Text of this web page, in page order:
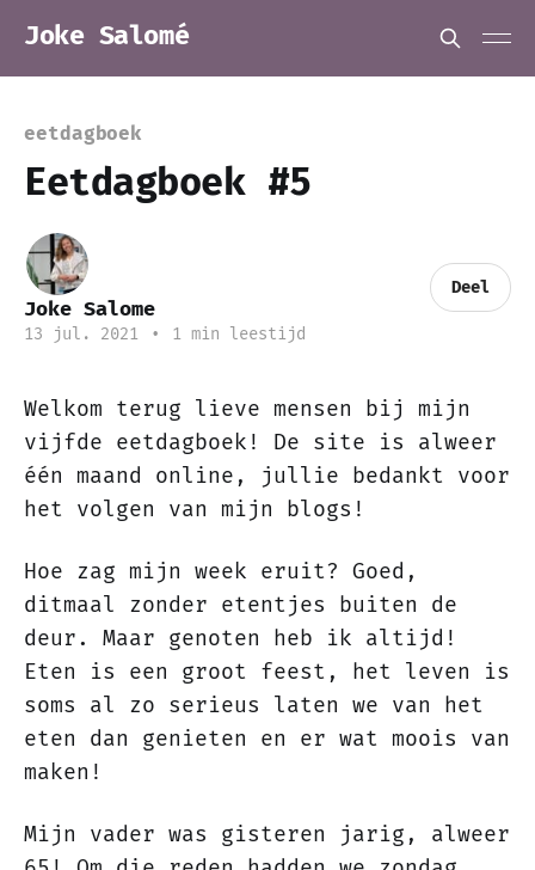
Joke Salomé
eetdagboek
Eetdagboek #5
Joke Salome
13 jul. 2021 • 1 min leestijd
Deel
Welkom terug lieve mensen bij mijn
vijfde eetdagboek! De site is alweer
één maand online, jullie bedankt voor
het volgen van mijn blogs!
Hoe zag mijn week eruit? Goed,
ditmaal zonder etentjes buiten de
deur. Maar genoten heb ik altijd!
Eten is een groot feest, het leven is
soms al zo serieus laten we van het
eten dan genieten en er wat moois van
maken!
Mijn vader was gisteren jarig, alweer